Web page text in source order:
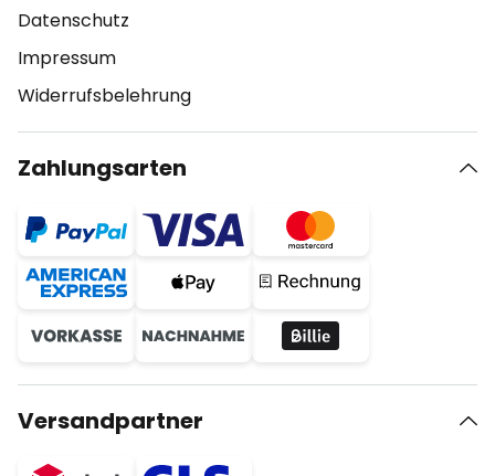
Datenschutz
Impressum
Widerrufsbelehrung
Zahlungsarten
Versandpartner